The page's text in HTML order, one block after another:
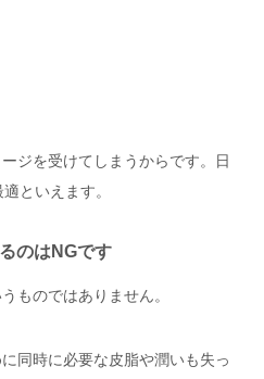
ジを受けてしまうからです。
日
といえます。
のはNGです
ものではありません。
同時に必要な皮脂や潤いも失っ